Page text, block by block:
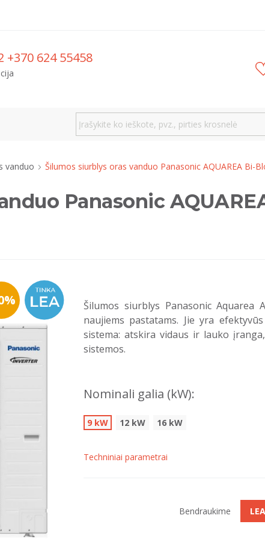
+370 624 55458
vanduo Šilumos siurblys oras vanduo Panasonic AQUAREA Bi-
Panasonic
Šilumos siurblys Panasonic
naujiems pastatams. Jie yra
sistema: atskira vidaus ir lauko
sistemos.
Nominali galia (kW):
9 kW 12 kW 16 kW
Techniniai parametrai
Bendraukime